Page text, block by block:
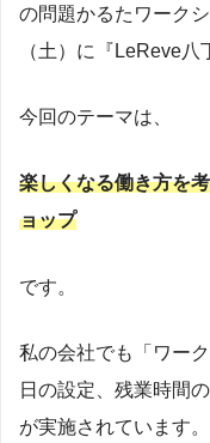
の問題かるたワーク
（土）に『LeReve八
今回のテーマは、
楽しくなる働き方を
ョップ
です。
私の会社でも「ワー
日の設定、残業時間
が実施されています。